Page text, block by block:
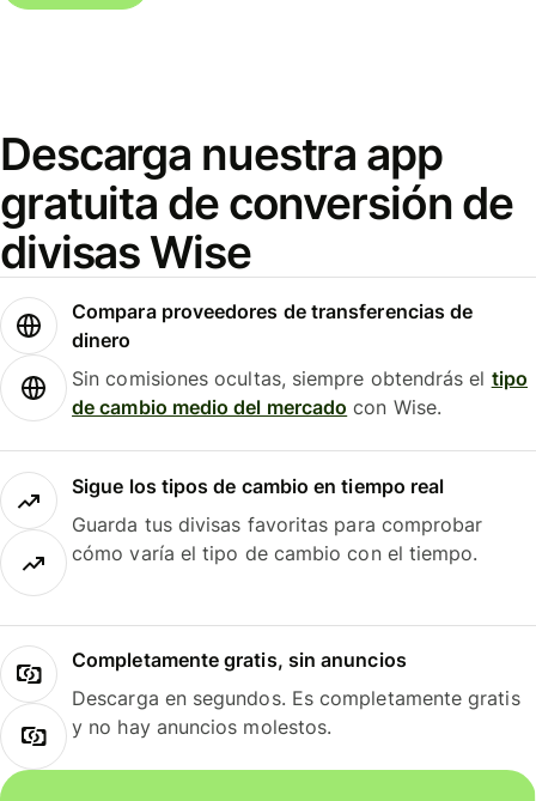
Descarga nuestra app
gratuita de conversión de
divisas Wise
Compara proveedores de transferencias de
dinero
Sin comisiones ocultas, siempre obtendrás el tipo
de cambio medio del mercado con Wise.
Sigue los tipos de cambio en tiempo real
Guarda tus divisas favoritas para comprobar
cómo varía el tipo de cambio con el tiempo.
Completamente gratis, sin anuncios
Descarga en segundos. Es completamente gratis
y no hay anuncios molestos.